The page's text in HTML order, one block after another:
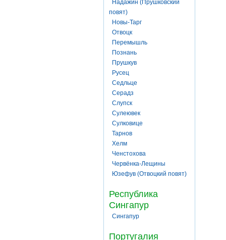
Надажин (Прушковский
повят)
Новы-Тарг
Отвоцк
Перемышль
Познань
Прушкув
Русец
Седльце
Серадз
Слупск
Сулеювек
Сулковице
Тарнов
Хелм
Ченстохова
Червёнка-Лещины
Юзефув (Отвоцкий повят)
Республика
Сингапур
Сингапур
Португалия